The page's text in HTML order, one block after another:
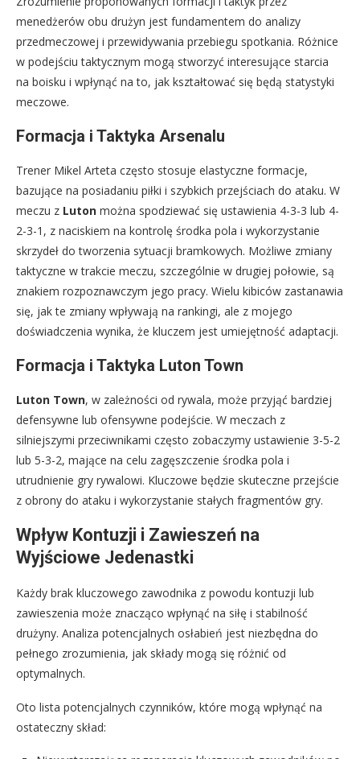
menedżerów obu drużyn jest fundamentem do analizy
przedmeczowej i przewidywania przebiegu spotkania. Różnice
w podejściu taktycznym mogą stworzyć interesujące starcia
na boisku i wpłynąć na to, jak kształtować się będą statystyki
meczowe.
Formacja i Taktyka Arsenalu
Trener Mikel Arteta często stosuje elastyczne formacje,
bazujące na posiadaniu piłki i szybkich przejściach do ataku. W
meczu z Luton można spodziewać się ustawienia 4-3-3 lub 4-
2-3-1, z naciskiem na kontrolę środka pola i wykorzystanie
skrzydeł do tworzenia sytuacji bramkowych. Możliwe zmiany
taktyczne w trakcie meczu, szczególnie w drugiej połowie, są
znakiem rozpoznawczym jego pracy. Wielu kibiców zastanawia
się, jak te zmiany wpływają na rankingi, ale z mojego
doświadczenia wynika, że kluczem jest umiejętność adaptacji.
Formacja i Taktyka Luton Town
Luton Town, w zależności od rywala, może przyjąć bardziej
defensywne lub ofensywne podejście. W meczach z
silniejszymi przeciwnikami często zobaczymy ustawienie 3-5-2
lub 5-3-2, mające na celu zagęszczenie środka pola i
utrudnienie gry rywalowi. Kluczowe będzie skuteczne przejście
z obrony do ataku i wykorzystanie stałych fragmentów gry.
Wpływ Kontuzji i Zawieszeń na
Wyjściowe Jedenastki
Każdy brak kluczowego zawodnika z powodu kontuzji lub
zawieszenia może znacząco wpłynąć na siłę i stabilność
drużyny. Analiza potencjalnych osłabień jest niezbędna do
pełnego zrozumienia, jak składy mogą się różnić od
optymalnych.
Oto lista potencjalnych czynników, które mogą wpłynąć na
ostateczny skład: